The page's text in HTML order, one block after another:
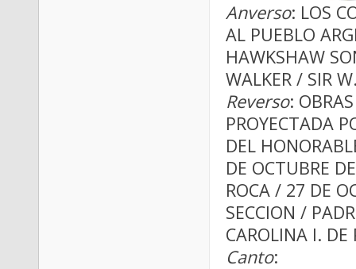
Anverso: LOS
AL PUEBLO
HAWKSHAW
WALKER / SIR
Reverso:
PROYECTADA
DEL
DE OCTUBRE
ROCA / 27 DE
SECCION /
CAROLINA I. DE
Canto: